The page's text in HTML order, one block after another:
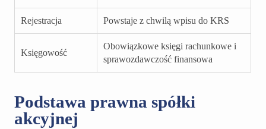
Rejestracja Powstaje z chwilą wpisu do KRS
Księgowość
Obowiązkowe księgi rachunkowe i
sprawozdawczość finansowa
Podstawa prawna spółki
akcyjnej